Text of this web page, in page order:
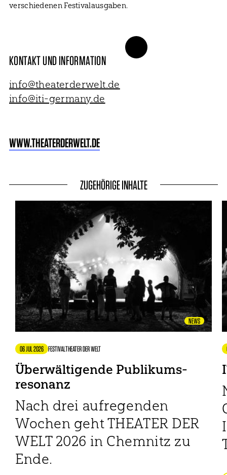
KONTAKT UND INFORMATION
info@theaterderwelt.de
info@iti-germany.de
WWW.THEATERDERWELT.DE
verschiedenen Festivalausgaben.
ZUGEHÖRIGE INHALTE
NEWS
06 JUL 2026 FESTIVALTHEATER DER WELT
Überwältigende Publikums­
resonanz
Nach drei aufregenden
Wochen geht THEATER DER
WELT 2026 in Chemnitz zu
Ende.